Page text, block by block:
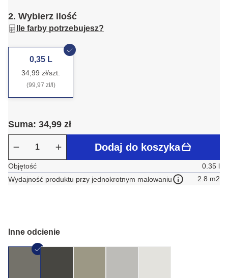
2. Wybierz ilość
Ile farby potrzebujesz?
0,35 L
34,99 zł/szt.
(99,97 zł/l)
Suma: 34,99 zł
Dodaj do koszyka
Objętość
0.35 l
Wydajność produktu przy jednokrotnym malowaniu
2.8 m2
Inne odcienie